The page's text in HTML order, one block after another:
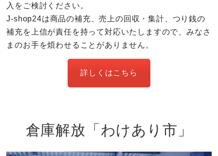
入をご検討ください。
J-shop24は商品の補充、売上の回収・集計、つり銭の
補充を上信が責任を持って対応いたしますので、みなさ
まのお手を煩わせることがありません。
詳しくはこちら
倉庫解放「わけあり市」